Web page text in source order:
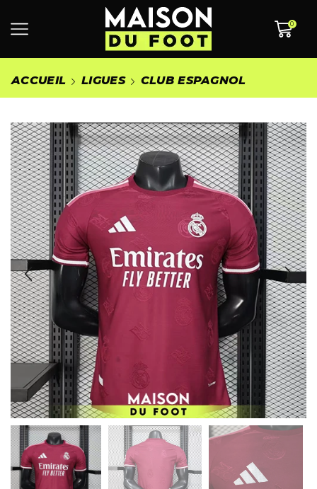
0
ACCUEIL LIGUES CLUB ESPAGNOL